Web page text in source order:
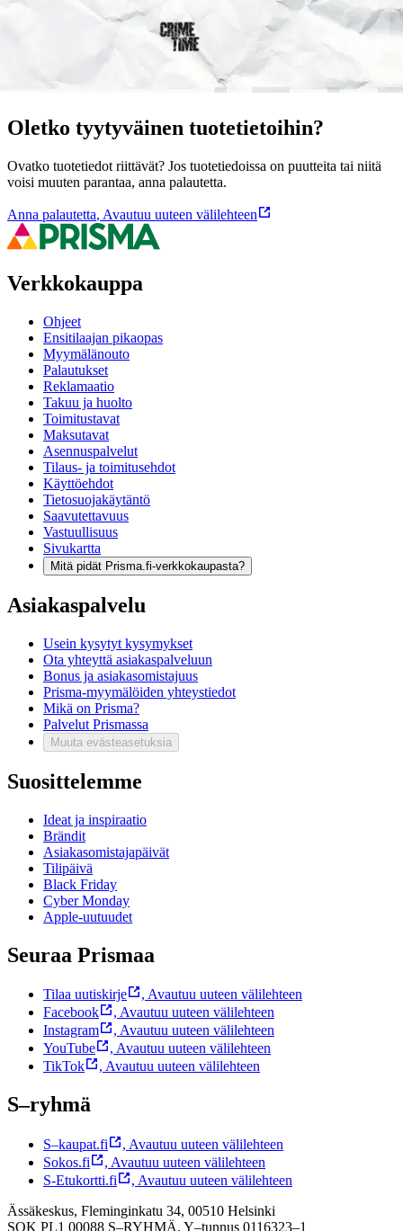
Oletko tyytyväinen tuotetietoihin?
Ovatko tuotetiedot riittävät? Jos tuotetiedoissa on puutteita tai niitä
voisi muuten parantaa, anna palautetta.
Anna palautetta, Avautuu uuteen välilehteen
Verkkokauppa
Ohjeet
Ensitilaajan pikaopas
Myymälänouto
Palautukset
Reklamaatio
Takuu ja huolto
Toimitustavat
Maksutavat
Asennuspalvelut
Tilaus- ja toimitusehdot
Käyttöehdot
Tietosuojakäytäntö
Saavutettavuus
Vastuullisuus
Sivukartta
Mitä pidät Prisma.fi-verkkokaupasta?
Asiakaspalvelu
Usein kysytyt kysymykset
Ota yhteyttä asiakaspalveluun
Bonus ja asiakasomistajuus
Prisma-myymälöiden yhteystiedot
Mikä on Prisma?
Palvelut Prismassa
Muuta evästeasetuksia
Suosittelemme
Ideat ja inspiraatio
Brändit
Asiakasomistajapäivät
Tilipäivä
Black Friday
Cyber Monday
Apple-uutuudet
Seuraa Prismaa
Tilaa uutiskirje , Avautuu uuteen välilehteen
Facebook
, Avautuu uuteen välilehteen
Instagram
, Avautuu uuteen välilehteen
YouTube
, Avautuu uuteen välilehteen
TikTok
, Avautuu uuteen välilehteen
S–ryhmä
S–kaupat.fi , Avautuu uuteen välilehteen
Sokos.fi
, Avautuu uuteen välilehteen
S-Etukortti.fi
, Avautuu uuteen välilehteen
Ässäkeskus, Fleminginkatu 34, 00510 Helsinki
SOK PL1 00088 S–RYHMÄ, Y–tunnus 0116323–1